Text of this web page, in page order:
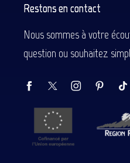
Restons en contact
Nous sommes à votre
question ou souhaitez